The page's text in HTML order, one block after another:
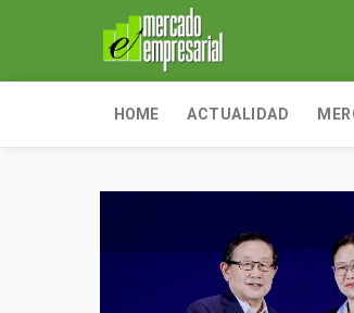
HOME ACTUALIDAD